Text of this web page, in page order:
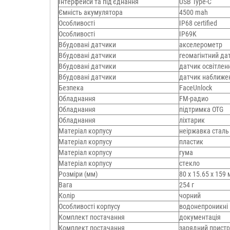
Ємність акумулятора
4500 mah
Особливості
IP68 certified
Особливості
IP69K
Вбудовані датчики
акселерометр
Вбудовані датчики
геомагінтний
Вбудовані датчики
датчик
Вбудовані датчики
датчик
Безпека
FaceUnlock
Обладнання
FM-радио
Обладнання
підтримка OTG
Обладнання
ліхтарик
Матеріал корпусу
неіржавка сталь
Матеріал корпусу
пластик
Матеріал корпусу
гума
Матеріал корпусу
стекло
Розміри (мм)
80 х 15.65 х 159
Вага
254 г
Колір
чорний
Особливості корпусу
водонепроникні
Комплект постачання
документація
Комплект постачання
зарядний